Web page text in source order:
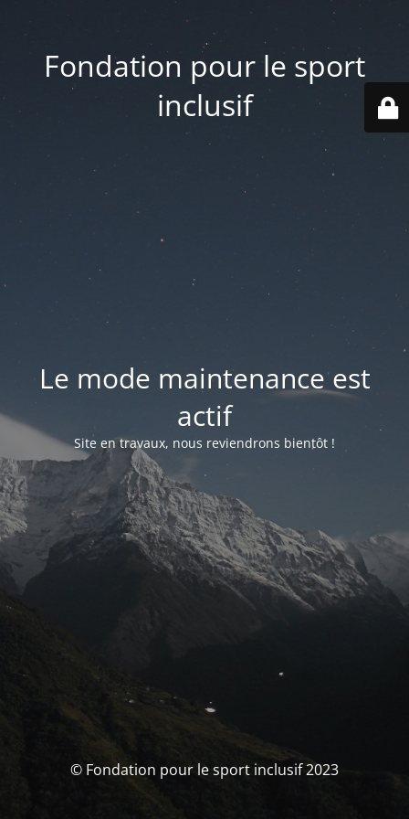
Fondation pour le sport
inclusif
Le mode maintenance est
actif
Site en travaux, nous reviendrons bientôt !
© Fondation pour le sport inclusif 2023